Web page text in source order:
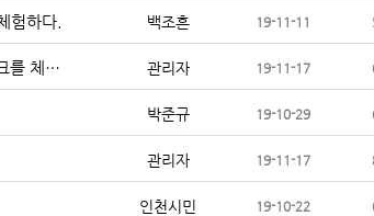
험하다. 백조흔 19-11-11
[Re] 신천동 주민자치회, 의왕레일파크에서 짚라인과 레일바이크를 체험하다. 관리자 19-11-17
박준규 19-10-29
관리자 19-11-17
인천시민 19-10-22